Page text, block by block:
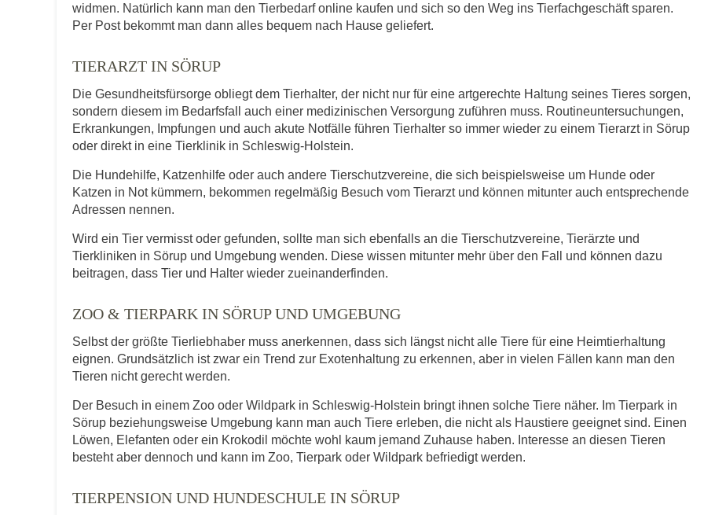
ABSENDEN
widmen. Natürlich kann man den Tierbedarf online kaufen und sich so den Weg ins Tierfachgeschäft sparen.
Per Post bekommt man dann alles bequem nach Hause geliefert.
TIERARZT IN SÖRUP
Die Gesundheitsfürsorge obliegt dem Tierhalter, der nicht nur für eine artgerechte Haltung seines Tieres sorgen,
sondern diesem im Bedarfsfall auch einer medizinischen Versorgung zuführen muss. Routineuntersuchungen,
Erkrankungen, Impfungen und auch akute Notfälle führen Tierhalter so immer wieder zu einem Tierarzt in Sörup
oder direkt in eine Tierklinik in Schleswig-Holstein.
Die Hundehilfe, Katzenhilfe oder auch andere Tierschutzvereine, die sich beispielsweise um Hunde oder
Katzen in Not kümmern, bekommen regelmäßig Besuch vom Tierarzt und können mitunter auch entsprechende
Adressen nennen.
Wird ein Tier vermisst oder gefunden, sollte man sich ebenfalls an die Tierschutzvereine, Tierärzte und
Tierkliniken in Sörup und Umgebung wenden. Diese wissen mitunter mehr über den Fall und können dazu
beitragen, dass Tier und Halter wieder zueinanderfinden.
ZOO & TIERPARK IN SÖRUP UND UMGEBUNG
Selbst der größte Tierliebhaber muss anerkennen, dass sich längst nicht alle Tiere für eine Heimtierhaltung
eignen. Grundsätzlich ist zwar ein Trend zur Exotenhaltung zu erkennen, aber in vielen Fällen kann man den
Tieren nicht gerecht werden.
Der Besuch in einem Zoo oder Wildpark in Schleswig-Holstein bringt ihnen solche Tiere näher. Im Tierpark in
Sörup beziehungsweise Umgebung kann man auch Tiere erleben, die nicht als Haustiere geeignet sind. Einen
Löwen, Elefanten oder ein Krokodil möchte wohl kaum jemand Zuhause haben. Interesse an diesen Tieren
besteht aber dennoch und kann im Zoo, Tierpark oder Wildpark befriedigt werden.
TIERPENSION UND HUNDESCHULE IN SÖRUP